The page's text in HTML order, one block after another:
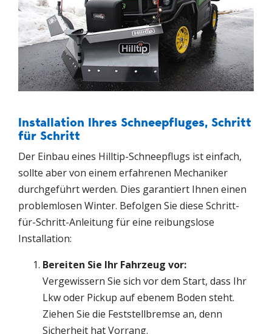
Installation Ihres Schneepfluges, Schritt
für Schritt
Der Einbau eines Hilltip-Schneepflugs ist einfach,
sollte aber von einem erfahrenen Mechaniker
durchgeführt werden. Dies garantiert Ihnen einen
problemlosen Winter. Befolgen Sie diese Schritt-
für-Schritt-Anleitung für eine reibungslose
Installation:
Bereiten Sie Ihr Fahrzeug vor:
Vergewissern Sie sich vor dem Start, dass Ihr
Lkw oder Pickup auf ebenem Boden steht.
Ziehen Sie die Feststellbremse an, denn
Sicherheit hat Vorrang.